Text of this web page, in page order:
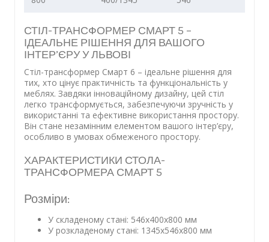
СТІЛ-ТРАНСФОРМЕР СМАРТ 5 –
ІДЕАЛЬНЕ РІШЕННЯ ДЛЯ ВАШОГО
ІНТЕР’ЄРУ У ЛЬВОВІ
Стіл-трансформер Смарт 6 – ідеальне рішення для
тих, хто цінує практичність та функціональність у
меблях. Завдяки інноваційному дизайну, цей стіл
легко трансформується, забезпечуючи зручність у
використанні та ефективне використання простору.
Він стане незамінним елементом вашого інтер’єру,
особливо в умовах обмеженого простору.
ХАРАКТЕРИСТИКИ СТОЛА-
ТРАНСФОРМЕРА СМАРТ 5
Розміри:
У складеному стані: 546х400х800 мм
У розкладеному стані: 1345х546х800 мм